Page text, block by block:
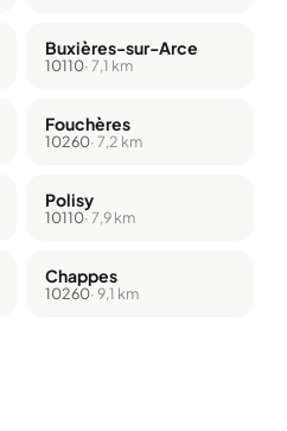
Buxières-sur-Arce
10110· 7,1 km
Fouchères
10260· 7,2 km
Polisy
10110· 7,9 km
Chappes
10260· 9,1 km